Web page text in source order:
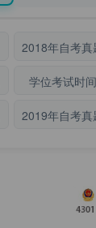
2018年自考真
学位考试时间
2019年自考真